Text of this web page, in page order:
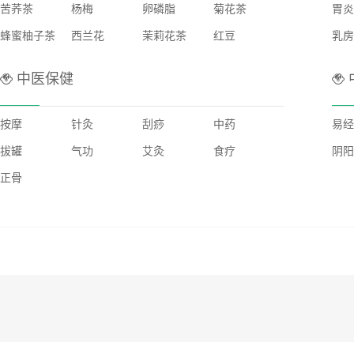
苦荞茶 杨梅 卵磷脂 菊花茶
蜂蜜柚子茶 西兰花 茉莉花茶 红豆
胃炎
乳房
中医保健
按摩 针灸 刮痧 中药
拔罐 气功 艾灸 食疗
正骨
易经
阴阳